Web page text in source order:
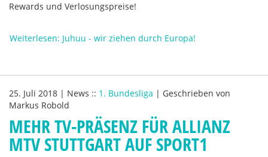
Rewards und Verlosungspreise!
Weiterlesen: Juhuu - wir ziehen durch Europa!
25. Juli 2018 | News :: 1. Bundesliga | Geschrieben von
Markus Robold
MEHR TV-PRÄSENZ FÜR ALLIANZ
MTV STUTTGART AUF SPORT1